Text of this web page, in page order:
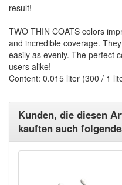
result!
TWO THIN COATS colors
and incredible coverage.
easily as evenly. The perfect
users alike!
Content: 0.015 liter (300 / 1
Kunden, die diesen
kauften auch